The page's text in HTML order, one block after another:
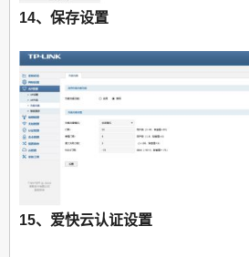
14、保存设置
15、爱快云认证设置